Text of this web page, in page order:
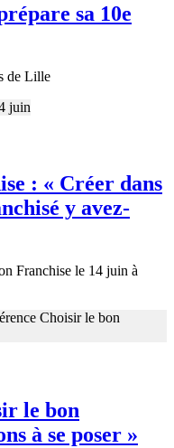
sa 10e
de Lille
: « Créer dans
y avez-
Franchise le 14 juin à
le bon
à se poser »